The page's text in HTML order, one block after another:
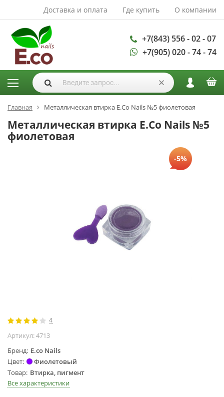
Доставка и оплата Где купить О компании
+7(843) 556 - 02 - 07
+7(905) 020 - 74 - 74
АКСЕССУАРЫ И
РАСХОДНЫЕ
МАТЕРИАЛЫ
Аксессуары
Запасные
лампы
Кисти
Одноразовая
Пилки
маникюра и
педикюра
Инструменты
Лампа-лупа
Главная Металлическая втирка E.Co Nails №5 фиолетовая
Металлическая втирка E.Co Nails №5
фиолетовая
-5%
4
Артикул:4713
Бренд E.co Nails
Цвет
Фиолетовый
Товар Втирка, пигмент
Все характеристики